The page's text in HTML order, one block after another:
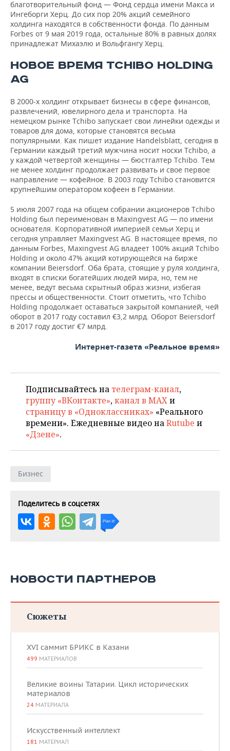
благотворительный фонд — Фонд сердца имени Макса и
Ингеборги Херц. До сих пор 20% акций семейного
холдинга находятся в собственности фонда. По данным
Forbes от 9 мая 2019 года, остальные 80% в равных долях
принадлежат Михаэлю и Вольфгангу Херц.
НОВОЕ ВРЕМЯ TCHIBO HOLDING
AG
В 2000-х холдинг открывает бизнесы в сфере финансов,
развлечений, ювелирного дела и транспорта. На
немецком рынке Tchibo запускает свои линейки одежды и
товаров для дома, которые становятся весьма
популярными. Как пишет издание Handelsblatt, сегодня в
Германии каждый третий мужчина носит носки Tchibo, а
у каждой четвертой женщины — бюстгалтер Tchibo. Тем
не менее холдинг продолжает развивать и свое первое
направление — кофейное. В 2003 году Tchibo становится
крупнейшим оператором кофеен в Германии.
5 июля 2007 года на общем собрании акционеров Tchibo
Holding был переименован в Maxingvest AG — по имени
основателя. Корпоративной империей семьи Херц и
сегодня управляет Maxingvest AG. В настоящее время, по
данным Forbes, Maxingvest AG владеет 100% акций Tchibo
Holding и около 47% акций котирующейся на бирже
компании Beiersdorf. Оба брата, стоящие у руля холдинга,
входят в списки богатейших людей мира, но, тем не
менее, ведут весьма скрытный образ жизни, избегая
прессы и общественности. Стоит отметить, что Tchibo
Holding продолжает оставаться закрытой компанией, чей
оборот в 2017 году составил €3,2 млрд. Оборот Beiersdorf
в 2017 году достиг €7 млрд.
Интернет-газета «Реальное время»
Подписывайтесь на телеграм-канал,
группу «ВКонтакте»,канал в MAXи
страницу в «Одноклассниках» «Реального
времени». Ежедневные видео наRutube и
«Дзене».
Бизнес
Поделитесь в соцсетях
НОВОСТИ ПАРТНЕРОВ
Сюжеты
XVI саммит БРИКС в Казани
499 МАТЕРИАЛОВ
Великие воины Татарии. Цикл исторических
материалов
24 МАТЕРИАЛА
Искусственный интеллект
181 МАТЕРИАЛ